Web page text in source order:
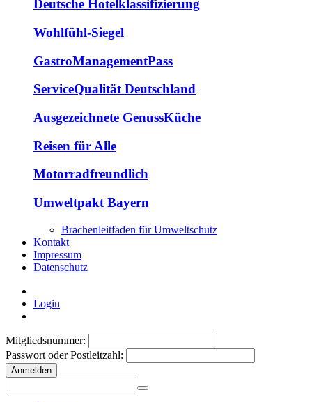
Deutsche Hotelklassifizierung
Wohlfühl-Siegel
GastroManagementPass
ServiceQualität Deutschland
Ausgezeichnete GenussKüche
Reisen für Alle
Motorradfreundlich
Umweltpakt Bayern
Brachenleitfaden für Umweltschutz
Kontakt
Impressum
Datenschutz
Login
Mitgliedsnummer:
Passwort oder Postleitzahl:
Anmelden